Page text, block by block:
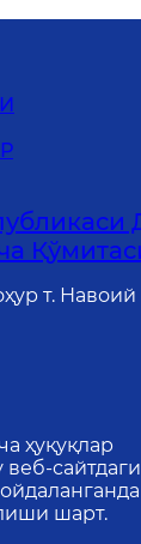
т. Навоий
ҳуқуқлар
сайтдаги
шарт.